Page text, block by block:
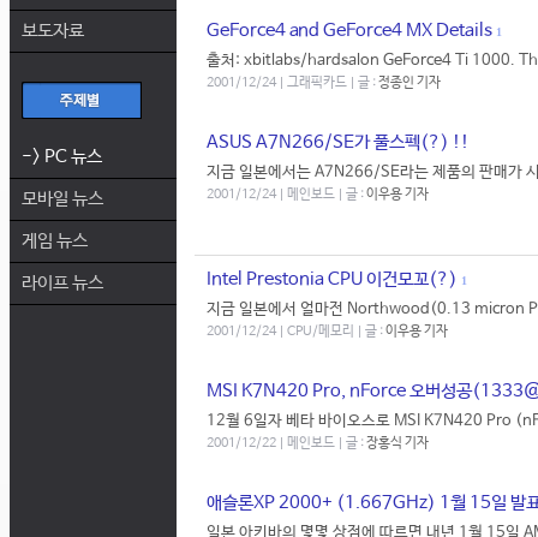
보도자료
-> PC 뉴스
모바일 뉴스
게임 뉴스
라이프 뉴스
GeForce4 and GeForce4 MX Details 1
출처: xbitlabs/hardsalon GeForce4 Ti 1000.
2001/12/24 | 그래픽카드 | 글 :정종인 기자
ASUS A7N266/SE가 풀스펙(?) !!
지금 일본에서는 A7N266/SE라는 제품의 판매가
2001/12/24 | 메인보드 | 글 :이우용 기자
Intel Prestonia CPU 이건모꼬(?) 1
지금 일본에서 얼마전 Northwood(0.13 micron
2001/12/24 | CPU/메모리 | 글 :이우용 기자
MSI K7N420 Pro, nForce 오버성공
12월 6일자 베타 바이오스로 MSI K7N420 Pro
2001/12/22 | 메인보드 | 글 :장홍식 기자
애슬론XP 2000+ (1.667GHz) 1월 15일 발
일본 아키바의 몇몇 상점에 따르면 내년 1월 15일